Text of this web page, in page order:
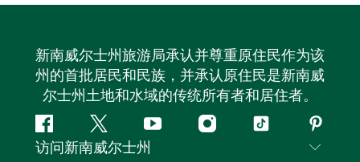
新南威尔士州旅游局承认并尊重原住民作为该
州的首批居民和民族，并承认原住民是新南威
尔士州土地和水域的传统所有者和居住者。
Facebook叽
叽
YouTubeInstagram
抖
访问新南威尔士州